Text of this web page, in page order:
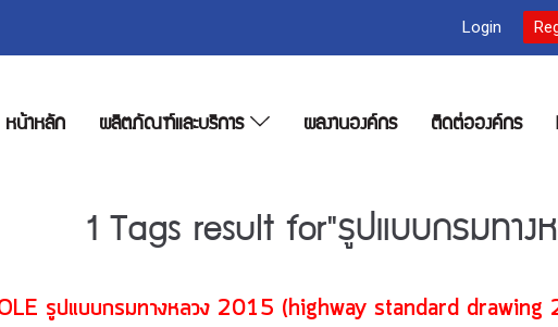
Login
หน้าหลัก ผลิตภัณฑ์และบริการ ผลงานองค์กร ติดต่อองค์กร
1 Tags result for"รูปแบบกรมทาง
รูปแบบกรมทางหลวง 2015 (highway standard